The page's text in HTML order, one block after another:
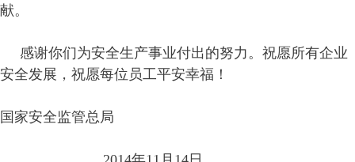
献。
感谢你们为安全生产事业付出的努力。祝愿所有企业
安全发展，祝愿每位员工平安幸福！
国家安全监管总局